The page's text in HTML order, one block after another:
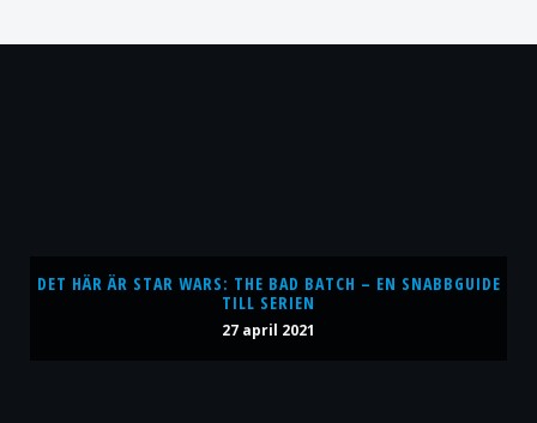
DET HÄR ÄR STAR WARS: THE BAD BATCH – EN SNABBGUIDE
TILL SERIEN
27 april 2021